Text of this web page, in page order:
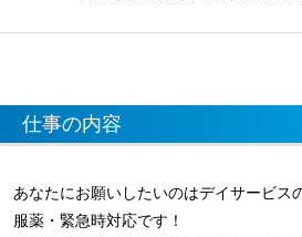
仕事の内容
あなたにお願いしたいのはデイサービス
服薬・緊急時対応です！